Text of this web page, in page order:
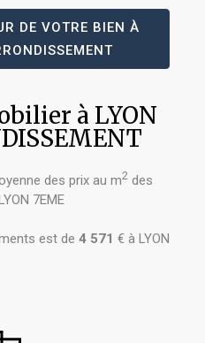
DE VOTRE BIEN À
à LYON
des prix au m2 des
7EME
est de 4 571 € à LYON